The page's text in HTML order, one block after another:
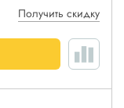
Получить скидку